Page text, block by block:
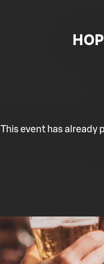
This event has already